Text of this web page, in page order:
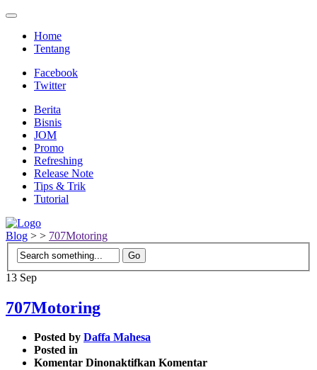
Home
Tentang
Facebook
Twitter
Berita
Bisnis
JOM
Promo
Refreshing
Release Note
Tips & Trik
Tutorial
Blog > > 707Motoring
13 Sep
707Motoring
Posted by Daffa Mahesa
Posted in
Komentar Dinonaktifkan pada
Komentar